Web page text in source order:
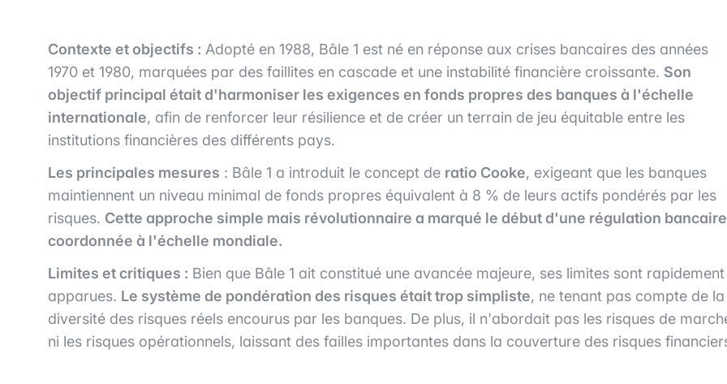
Contexte et objectifs : Adopté en 1988, Bâle 1 est né en réponse aux crises bancaires des années
1970 et 1980, marquées par des faillites en cascade et une instabilité financière croissante. Son
objectif principal était d'harmoniser les exigences en fonds propres des banques à l'échelle
internationale, afin de renforcer leur résilience et de créer un terrain de jeu équitable entre les
institutions financières des différents pays.
Les principales mesures : Bâle 1 a introduit le concept de ratio Cooke, exigeant que les banques
maintiennent un niveau minimal de fonds propres équivalent à 8 % de leurs actifs pondérés par les
risques. Cette approche simple mais révolutionnaire a marqué le début d'une régulation bancaire
coordonnée à l'échelle mondiale.
Limites et critiques : Bien que Bâle 1 ait constitué une avancée majeure, ses limites sont rapidement
apparues. Le système de pondération des risques était trop simpliste, ne tenant pas compte de la
diversité des risques réels encourus par les banques. De plus, il n'abordait pas les risques de
ni les risques opérationnels, laissant des failles importantes dans la couverture des risques